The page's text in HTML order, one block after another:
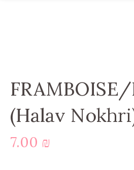
(Halav
7.00 ₪